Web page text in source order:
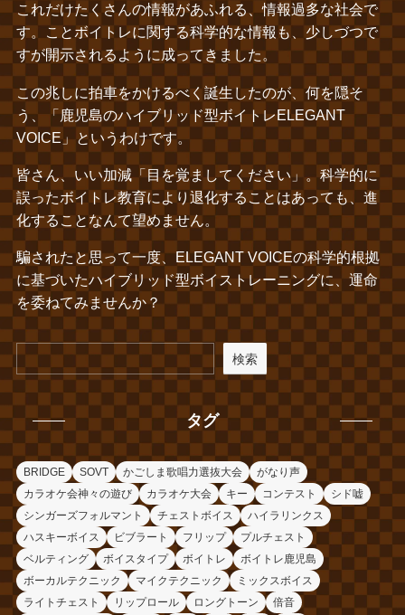
これだけたくさんの情報があふれる、情報過多な社会で
す。ことボイトレに関する科学的な情報も、少しづつで
すが開示されるように成ってきました。
この兆しに拍車をかけるべく誕生したのが、何を隠そ
う、「鹿児島のハイブリッド型ボイトレELEGANT
VOICE」というわけです。
皆さん、いい加減「目を覚ましてください」。科学的に
誤ったボイトレ教育により退化することはあっても、進
化することなんて望めません。
騙されたと思って一度、ELEGANT VOICEの科学的根拠
に基づいたハイブリッド型ボイストレーニングに、運命
を委ねてみませんか？
検索
タグ
BRIDGE SOVT かごしま歌唱力選抜大会
がなり声
カラオケ会神々の遊び
カラオケ大会 キー コンテスト
シド嘘
シンガーズフォルマント
チェストボイス
ハイラリンクス
ハスキーボイス
ビブラート フリップ
プルチェスト
ベルティング
ボイスタイプ ボイトレ
ボイトレ鹿児島
ボーカルテクニック
マイクテクニック
ミックスボイス
ライトチェスト
リップロール ロングトーン
倍音